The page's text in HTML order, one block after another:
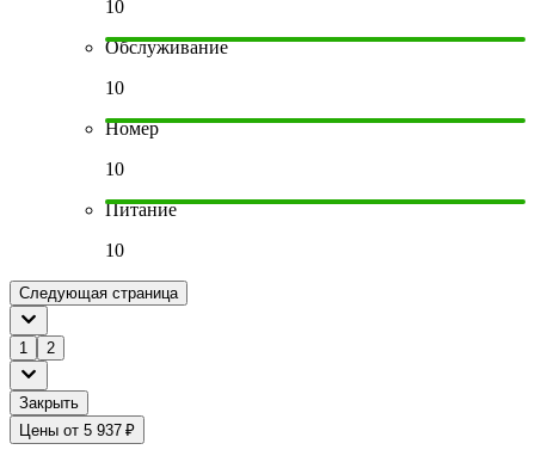
10
Обслуживание
10
Номер
10
Питание
10
Следующая страница
1 2
Закрыть
Цены от 5 937 ₽